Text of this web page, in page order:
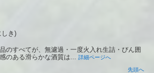
しき)
のすべてが、無濾過・一度火入れ生詰・びん囲
のある滑らかな酒質は... 詳細ページへ
先頭へ